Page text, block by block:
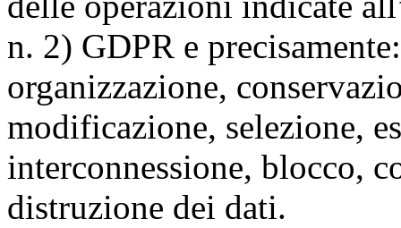
n. 2) GDPR e
organizzazione,
modificazione, selezione,
interconnessione, blocco,
distruzione dei dati.